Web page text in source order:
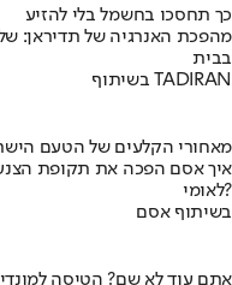
כך תחסכו בחשמל בלי להזיע
מהפכת האנרגיה של תדיראן:
בבית
בשיתוף TADIRAN
מאחורי הקלעים של הטעם
לאומי?
בשיתוף אסם
אתם עוד לא שם? הטיסה